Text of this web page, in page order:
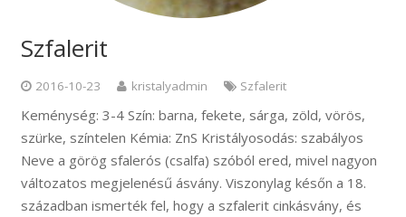
Szfalerit
2016-10-23 kristalyadmin Szfalerit
Keménység: 3-4 Szín: barna, fekete, sárga, zöld, vörös,
szürke, színtelen Kémia: ZnS Kristályosodás: szabályos
Neve a görög sfalerós (csalfa) szóból ered, mivel nagyon
változatos megjelenésű ásvány. Viszonylag későn a 18.
században ismerték fel, hogy a szfalerit cinkásvány, és